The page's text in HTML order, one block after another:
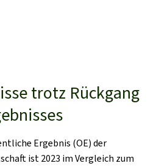
trotz Rückgang
Ergebnis (OE) der
ist 2023 im Vergleich zum